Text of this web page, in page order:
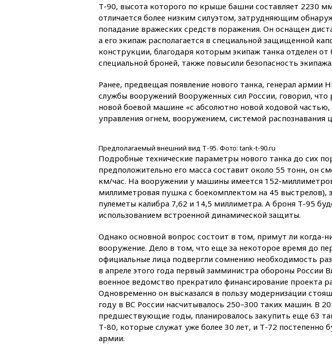
Т-90, высота которого по крыше башни составляет 2230
отличается более низким силуэтом, затрудняющим
попадание вражеских средств поражения. Он оснащен
а его экипаж располагается в специальной защищенной
конструкции, благодаря которым экипаж танка отделен
специальной броней, также повысили безопасность экипажа.
Ранее, предвещая появление нового танка, генерал армии
службы вооружений Вооруженных сил России, говорил, что
новой боевой машине «с абсолютно новой ходовой
управления огнем, вооружением, системой распознавания
Предполагаемый внешний вид Т-95. Фото: tank-t-90.ru
Подробные технические параметры нового танка до сих
предположительно его масса составит около 55 тонн, он
км/час. На вооружении у машины имеется 152-
миллиметровая пушка с боекомплектом на 45 выстрелов),
пулеметы калибра 7,62 и 14,5 миллиметра. А броня Т-95
использованием встроенной динамической защиты.
Однако основной вопрос состоит в том, примут ли когда-
вооружение. Дело в том, что еще за некоторое время до
официальные лица подвергли сомнению необходимость
в апреле этого года первый замминистра обороны России
военное ведомство прекратило финансирование проекта
Одновременно он высказался в пользу модернизации
году в ВС России насчитывалось 250–300 таких машин. В
предшествующие годы, планировалось закупить еще 63
Т-80, которые служат уже более 30 лет, и Т-72 постепенно
армии.